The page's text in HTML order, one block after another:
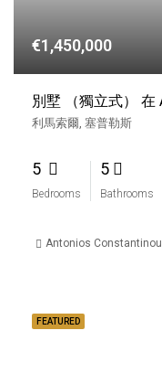
€1,450,000
利馬索爾, 塞普勒斯
5
Bedrooms
5
Bathrooms
Antonios Constantinou
FEATURED